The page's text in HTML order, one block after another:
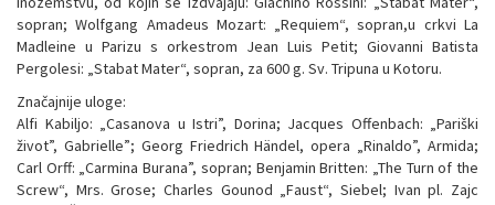
sopran; Wolfgang Amadeus Mozart: „Requiem“, sopran,u crkvi La
Madleine u Parizu s orkestrom Jean Luis Petit; Giovanni Batista
Pergolesi: „Stabat Mater“, sopran, za 600 g. Sv. Tripuna u Kotoru.
Značajnije uloge:
Alfi Kabiljo: „Casanova u Istri”, Dorina; Jacques Offenbach: „Pariški
život”, Gabrielle”; Georg Friedrich Händel, opera „Rinaldo”, Armida;
Carl Orff: „Carmina Burana”, sopran; Benjamin Britten: „The Turn of the
Screw“, Mrs. Grose; Charles Gounod „Faust“, Siebel; Ivan pl. Zajc